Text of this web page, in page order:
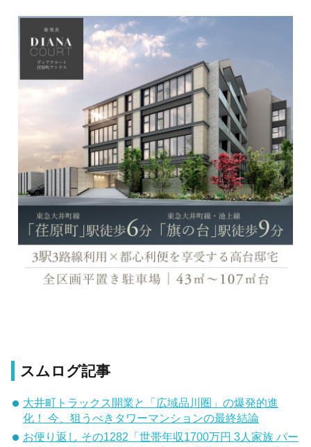
スムログ記事
大井町トラックス開業と「広域品川圏」の爆発的進
化！ 今、狙うべきタワーマンションの最終結論
お便り返し その1282「世帯年収1700万円 3人家族 パー